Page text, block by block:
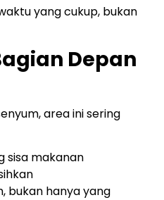
yang cukup, bukan
Depan
area ini sering
sisa makanan
bukan hanya yang